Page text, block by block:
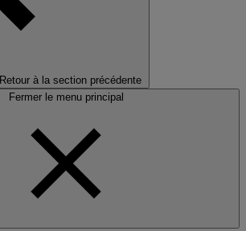
Retour à la section précédente
Fermer le menu principal